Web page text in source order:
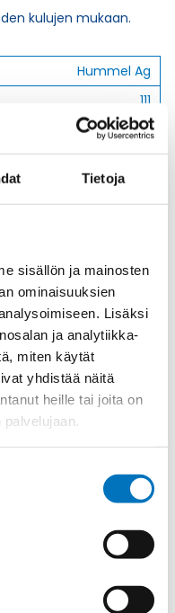
Tietoja
sisällön ja mainosten
ominaisuuksien
Lisäksi
ja analytiikka-
miten käytät
yhdistää näitä
heille tai joita on
kulujen mukaan.
Hummel Ag
111
7
HSK-M-Flex-EMC
EC000441
M 25 x 1,5
RoHS;M
-40
'-40°C to +100°C
30
13
13 - 18 mm